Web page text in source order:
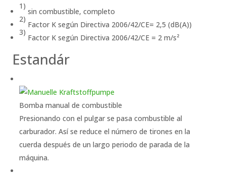
1)
sin combustible, completo
2)
Factor K según Directiva 2006/42/CE= 2,5 (dB(A))
3)
Factor K según Directiva 2006/42/CE = 2 m/s²
Estandár
Bomba manual de combustible
Presionando con el pulgar se pasa combustible al
carburador. Así se reduce el número de tirones en la
cuerda después de un largo periodo de parada de la
máquina.